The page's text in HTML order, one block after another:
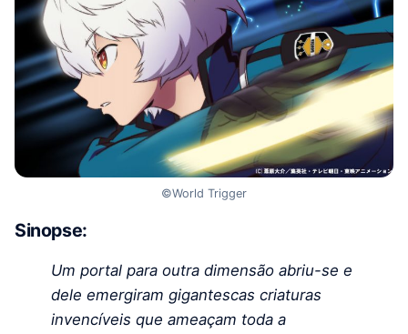
©World Trigger
Sinopse:
Um portal para outra dimensão abriu-se e
dele emergiram gigantescas criaturas
invencíveis que ameaçam toda a